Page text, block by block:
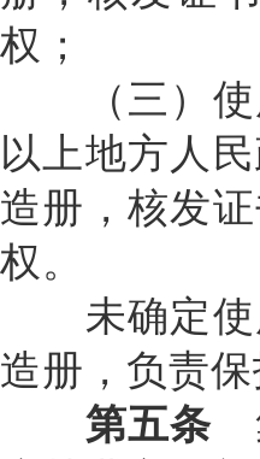
权；
（三）使用
以上地方人
造册，核发
权。
未确定使用
造册，负责保
第五条